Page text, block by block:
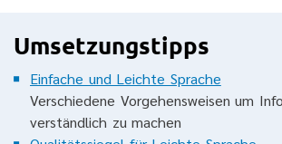
Umsetzungstipps
Einfache und Leichte Sprache
Verschiedene Vorgehensweisen um
verständlich zu machen